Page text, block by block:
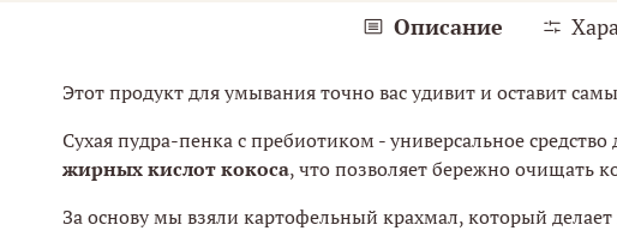
Описание
Этот продукт для умывания точно вас удивит и оставит
Сухая пудра-пенка с пребиотиком - универсальное
жирных кислот кокоса, что позволяет бережно очищать
За основу мы взяли картофельный крахмал, который